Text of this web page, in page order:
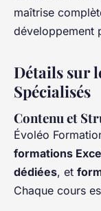
maîtrise
développement
Détails sur
Spécialisés
Contenu et
Évoléo
formations
dédiées, et
Chaque cours